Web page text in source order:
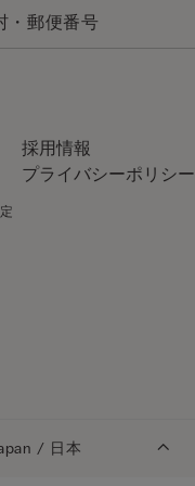
採用情報
プライバシーポリシー
/ 日本